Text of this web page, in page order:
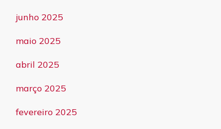
junho 2025
maio 2025
abril 2025
março 2025
fevereiro 2025